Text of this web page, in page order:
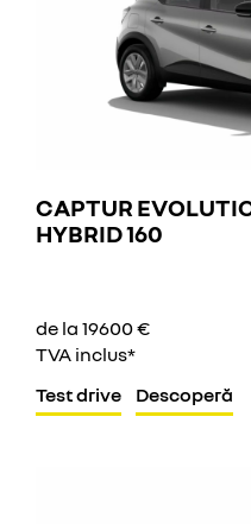
CAPTUR
HYBRID 160
de la 19600 €
TVA inclus*
Test drive
Descoperă